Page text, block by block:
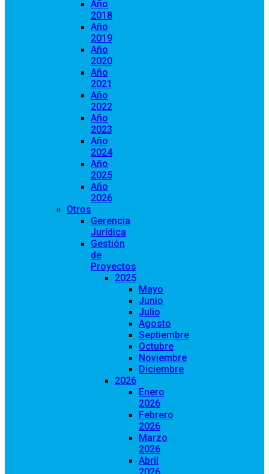
Año
2018
Año
2019
Año
2020
Año
2021
Año
2022
Año
2023
Año
2024
Año
2025
Año
2026
Otros
Gerencia
Jurídica
Gestión
de
Proyectos
2025
Mayo
Junio
Julio
Agosto
Septiembre
Octubre
Noviembre
Diciembre
2026
Enero
2026
Febrero
2026
Marzo
2026
Abril